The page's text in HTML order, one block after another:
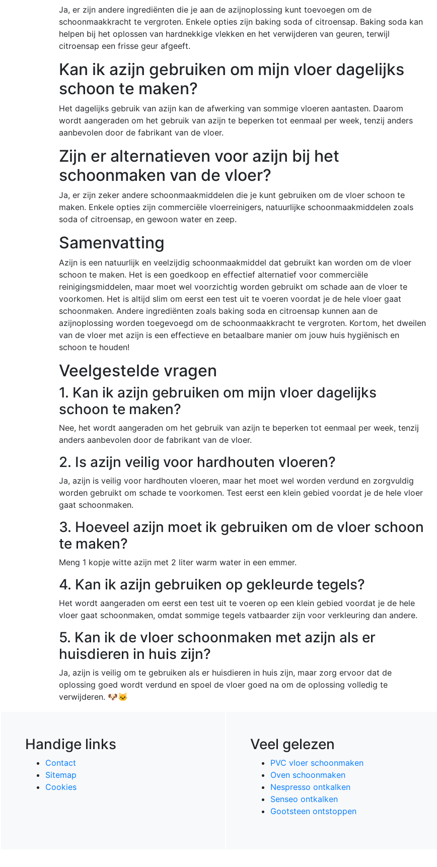
Ja, er zijn andere ingrediënten die je aan de azijnoplossing kunt toevoegen om de
schoonmaakkracht te vergroten. Enkele opties zijn baking soda of citroensap. Baking soda kan
helpen bij het oplossen van hardnekkige vlekken en het verwijderen van geuren, terwijl
citroensap een frisse geur afgeeft.
Kan ik azijn gebruiken om mijn vloer dagelijks
schoon te maken?
Het dagelijks gebruik van azijn kan de afwerking van sommige vloeren aantasten. Daarom
wordt aangeraden om het gebruik van azijn te beperken tot eenmaal per week, tenzij anders
aanbevolen door de fabrikant van de vloer.
Zijn er alternatieven voor azijn bij het
schoonmaken van de vloer?
Ja, er zijn zeker andere schoonmaakmiddelen die je kunt gebruiken om de vloer schoon te
maken. Enkele opties zijn commerciële vloerreinigers, natuurlijke schoonmaakmiddelen zoals
soda of citroensap, en gewoon water en zeep.
Samenvatting
Azijn is een natuurlijk en veelzijdig schoonmaakmiddel dat gebruikt kan worden om de vloer
schoon te maken. Het is een goedkoop en effectief alternatief voor commerciële
reinigingsmiddelen, maar moet wel voorzichtig worden gebruikt om schade aan de vloer te
voorkomen. Het is altijd slim om eerst een test uit te voeren voordat je de hele vloer gaat
schoonmaken. Andere ingrediënten zoals baking soda en citroensap kunnen aan de
azijnoplossing worden toegevoegd om de schoonmaakkracht te vergroten. Kortom, het dweilen
van de vloer met azijn is een effectieve en betaalbare manier om jouw huis hygiënisch en
schoon te houden!
Veelgestelde vragen
1. Kan ik azijn gebruiken om mijn vloer dagelijks
schoon te maken?
Nee, het wordt aangeraden om het gebruik van azijn te beperken tot eenmaal per week, tenzij
anders aanbevolen door de fabrikant van de vloer.
2. Is azijn veilig voor hardhouten vloeren?
Ja, azijn is veilig voor hardhouten vloeren, maar het moet wel worden verdund en zorgvuldig
worden gebruikt om schade te voorkomen. Test eerst een klein gebied voordat je de hele vloer
gaat schoonmaken.
3. Hoeveel azijn moet ik gebruiken om de vloer schoon
te maken?
Meng 1 kopje witte azijn met 2 liter warm water in een emmer.
4. Kan ik azijn gebruiken op gekleurde tegels?
Het wordt aangeraden om eerst een test uit te voeren op een klein gebied voordat je de hele
vloer gaat schoonmaken, omdat sommige tegels vatbaarder zijn voor verkleuring dan andere.
5. Kan ik de vloer schoonmaken met azijn als er
huisdieren in huis zijn?
Ja, azijn is veilig om te gebruiken als er huisdieren in huis zijn, maar zorg ervoor dat de
oplossing goed wordt verdund en spoel de vloer goed na om de oplossing volledig te
verwijderen. 🐶🐱
Handige links
Contact
Sitemap
Cookies
Veel gelezen
PVC vloer schoonmaken
Oven schoonmaken
Nespresso ontkalken
Senseo ontkalken
Gootsteen ontstoppen